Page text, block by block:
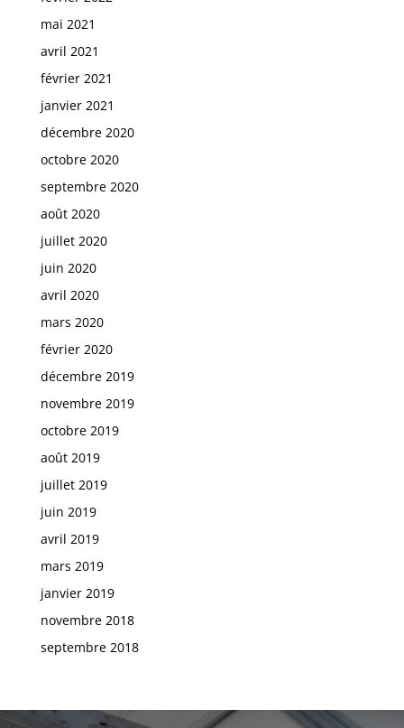
mai 2021
avril 2021
février 2021
janvier 2021
décembre 2020
octobre 2020
septembre 2020
août 2020
juillet 2020
juin 2020
avril 2020
mars 2020
février 2020
décembre 2019
novembre 2019
octobre 2019
août 2019
juillet 2019
juin 2019
avril 2019
mars 2019
janvier 2019
novembre 2018
septembre 2018